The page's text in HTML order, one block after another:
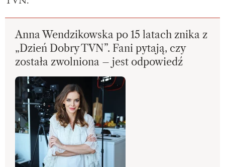
Anna Wendzikowska po 15 latach znika z
„Dzień Dobry TVN”. Fani pytają, czy
została zwolniona – jest odpowiedź